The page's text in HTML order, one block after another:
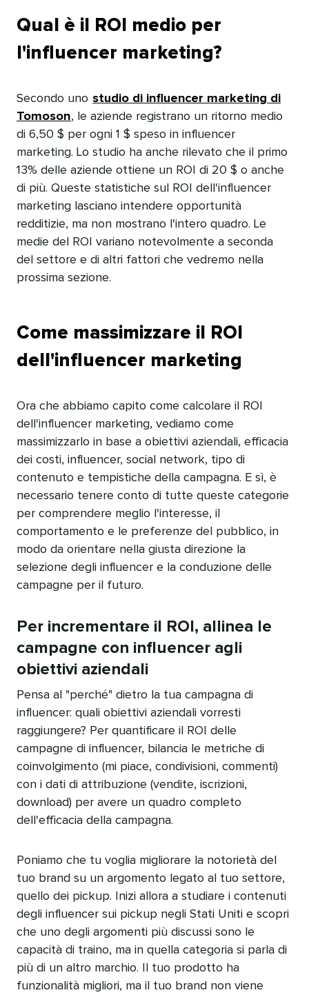
Qual è il ROI medio per
l'influencer marketing?​​
Secondo uno​​ studio di influencer marketing di
Tomoson​​ , le aziende registrano un ritorno medio
di 6,50 $ per ogni 1 $ speso in influencer
marketing. Lo studio ha anche rilevato che il primo
13% delle aziende ottiene un ROI di 20 $ o anche
di più. Queste statistiche sul ROI dell'influencer
marketing lasciano intendere opportunità
redditizie, ma non mostrano l'intero quadro. Le
medie del ROI variano notevolmente a seconda
del settore e di altri fattori che vedremo nella
prossima sezione.​​
Come massimizzare il ROI
dell'influencer marketing​​
Ora che abbiamo capito come calcolare il ROI
dell'influencer marketing, vediamo come
massimizzarlo in base a obiettivi aziendali, efficacia
dei costi, influencer, social network, tipo di
contenuto e tempistiche della campagna. E sì, è
necessario tenere conto di tutte queste categorie
per comprendere meglio l'interesse, il
comportamento e le preferenze del pubblico, in
modo da orientare nella giusta direzione la
selezione degli influencer e la conduzione delle
campagne per il futuro.​​
Per incrementare il ROI, allinea le
campagne con influencer agli
obiettivi aziendali​​
Pensa al "perché" dietro la tua campagna di
influencer: quali obiettivi aziendali vorresti
raggiungere? Per quantificare il ROI delle
campagne di influencer, bilancia le metriche di
coinvolgimento (mi piace, condivisioni, commenti)
con i dati di attribuzione (vendite, iscrizioni,
download) per avere un quadro completo
dell'efficacia della campagna.​​
Poniamo che tu voglia migliorare la notorietà del
tuo brand su un argomento legato al tuo settore,
quello dei pickup. Inizi allora a studiare i contenuti
degli influencer sui pickup negli Stati Uniti e scopri
che uno degli argomenti più discussi sono le
capacità di traino, ma in quella categoria si parla di
più di un altro marchio. Il tuo prodotto ha
funzionalità migliori, ma il tuo brand non viene